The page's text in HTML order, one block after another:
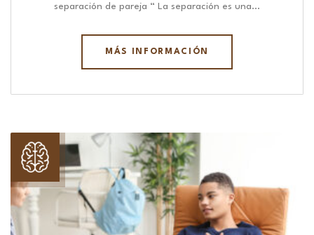
separación de pareja “ La separación es una…
MÁS INFORMACIÓN